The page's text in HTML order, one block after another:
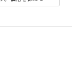
はもちろんのこ